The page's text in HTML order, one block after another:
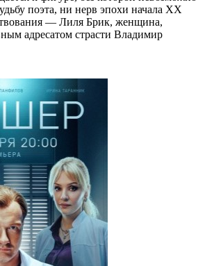
поэта, ни нерв эпохи начала ХХ
— Лиля Брик, женщина,
адресатом страсти Владимир